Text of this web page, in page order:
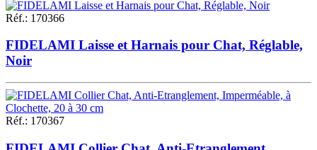
Réf.: 170366
FIDELAMI Laisse et Harnais pour Chat, Réglable,
Noir
Réf.: 170367